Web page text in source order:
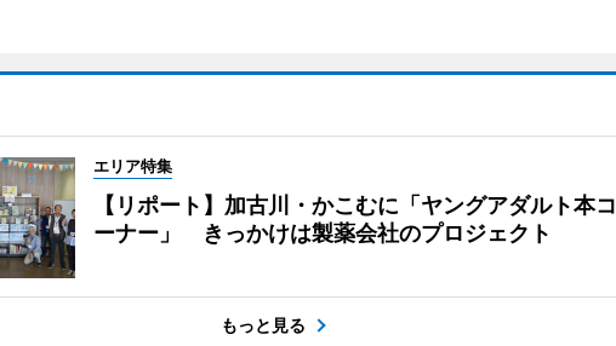
エリア特集
【リポート】加古川・かこむに「ヤングアダルト本コ
ーナー」 きっかけは製薬会社のプロジェクト
もっと見る